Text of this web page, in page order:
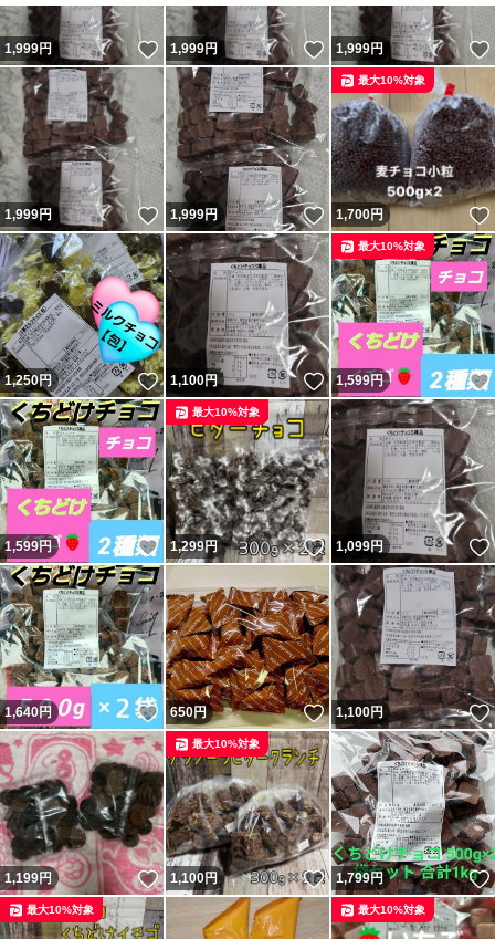
1,999円 いいね！
1,999円 いいね！
1,999円
1,999円 いいね！
1,999円 いいね！
1,700円
最大10%対象
1,250円 いいね！
1,100円 いいね！
1,599円
最大10%対象
1,599円 いいね！
1,299円 いいね！
最大10%対象
1,099円
1,640円 いいね！
650円 いいね！
1,100円
1,199円 いいね！
1,100円 いいね！
最大10%対象
1,799円
最大10%対象 最大10%対象